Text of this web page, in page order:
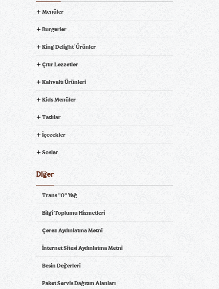
Menüler
Burgerler
King Delight®Ürünler
Çıtır Lezzetler
Kahvaltı Ürünleri
Kids Menüler
Tatlılar
İçecekler
Soslar
Diğer
Trans "0" Yağ
Bilgi Toplumu Hizmetleri
Çerez Aydınlatma Metni
İnternet Sitesi Aydınlatma Metni
Besin Değerleri
Paket Servis Dağıtım Alanları